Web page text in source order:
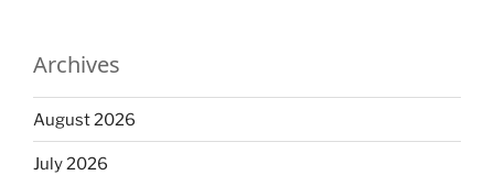
Archives
August 2026
July 2026